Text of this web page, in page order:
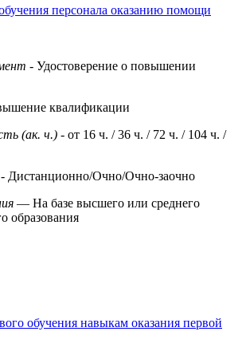
персонала оказанию помощи
- Удостоверение о повышении
квалификации
(ак. ч.) - от 16 ч. / 36 ч. / 72 ч. / 104 ч. /
- Дистанционно/Очно/Очно-заочно
— На базе высшего или среднего
образования
обучения навыкам оказания первой